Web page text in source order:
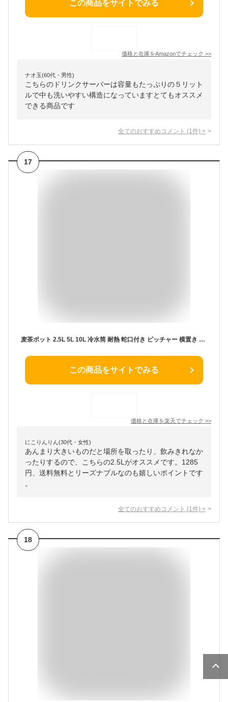
この商品をサイトでみる
価格と在庫をAmazonでチェック >>
ナオ玉(60代・男性)
こちらのドリンクサーバーは容量もたっぷりの５リット
ルで中も洗いやすい構造になっていますとてもオススメ
できる商品です
全てのおすすめコメント (1 件) >
17
麦茶ポット 2.5L 5L 10L 冷水筒 耐熱 蛇口付き ピッチャー 横置き 冷蔵庫ポット 保冷 お茶ポット 10リットル 大容量 水タンク 冷水ポット 水筒 飲料水 お茶 炭酸 飲料水バケット ドリンクボトル ティーポット ドリンクピッチャー 洗いやすい キッチン用品 家庭 持ち運び便利
この商品をサイトでみる
価格と在庫を楽天でチェック >>
にこりんりん(30代・女性)
あんまり大きいものだと場所を取ったり、飲みきれなか
ったりするので、こちらの2.5Lがオススメです。1285
円、送料無料とリーズナブルなのも嬉しいポイントです
。
全てのおすすめコメント (1 件) >
18